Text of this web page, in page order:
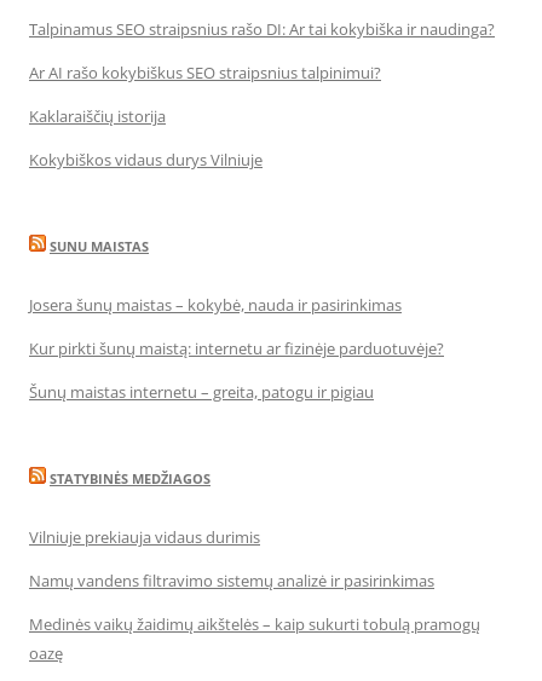
Talpinamus SEO straipsnius rašo DI: Ar tai kokybiška ir naudinga?
Ar AI rašo kokybiškus SEO straipsnius talpinimui?
Kaklaraiščių istorija
Kokybiškos vidaus durys Vilniuje
SUNU MAISTAS
Josera šunų maistas – kokybė, nauda ir pasirinkimas
Kur pirkti šunų maistą: internetu ar fizinėje parduotuvėje?
Šunų maistas internetu – greita, patogu ir pigiau
STATYBINĖS MEDŽIAGOS
Vilniuje prekiauja vidaus durimis
Namų vandens filtravimo sistemų analizė ir pasirinkimas
Medinės vaikų žaidimų aikštelės – kaip sukurti tobulą pramogų
oazę